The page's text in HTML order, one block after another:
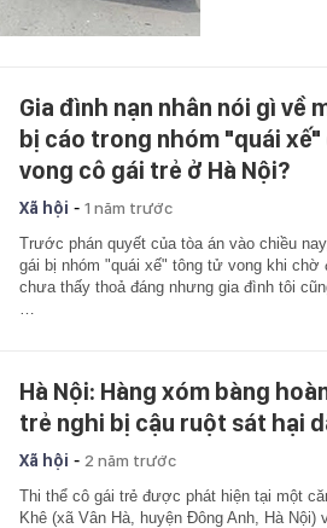
Gia đình nạn nhân nói gì về
bị cáo trong nhóm "quái
vong cô gái trẻ ở Hà Nội?
Xã hội - 1 năm trước
Trước phán quyết của tòa án vào chiều
gái bị nhóm "quái xế" tông tử vong khi chờ
chưa thấy thoả đáng nhưng gia đình tôi
Hà Nội: Hàng xóm bàng
trẻ nghi bị cậu ruột sát hại
Xã hội - 2 năm trước
Thi thể cô gái trẻ được phát hiện tại một
Khê (xã Vân Hà, huyện Đông Anh, Hà Nội)